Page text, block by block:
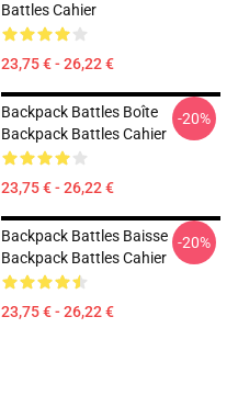
Battles Cahier
23,75 € - 26,22 €
Backpack Battles Boîte
Backpack Battles Cahier
23,75 € - 26,22 €
-20%
Backpack Battles Baisse
Backpack Battles Cahier
23,75 € - 26,22 €
-20%